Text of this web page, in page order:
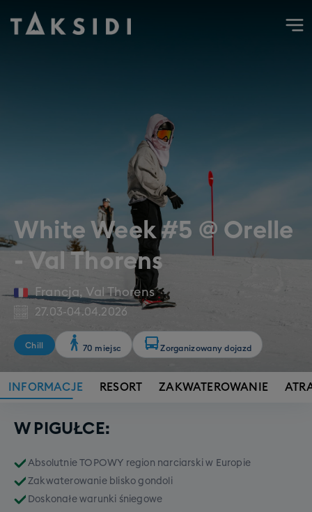
White Week #5 @ Orelle
- Val Thorens
Francja, Val Thorens
27.03-04.04.2026
Chill 70 miejsc Zorganizowany dojazd
INFORMACJE RESORT ZAKWATEROWANIE
W PIGUŁCE:
Absolutnie TOPOWY region narciarski w Europie
Zakwaterowanie blisko gondoli
Doskonałe warunki śniegowe